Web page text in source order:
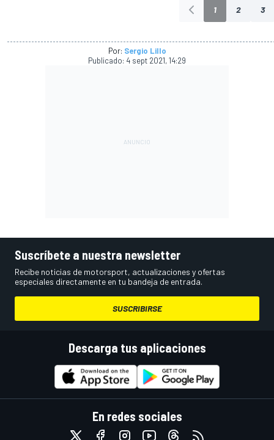
1 2 3
Por: Sergio Lillo
Publicado: 4 sept 2021, 14:29
Suscríbete a nuestra newsletter
Recibe noticias de motorsport, actualizaciones y ofertas
especiales directamente en tu bandeja de entrada.
SUSCRIBIRSE
Descarga tus aplicaciones
En redes sociales